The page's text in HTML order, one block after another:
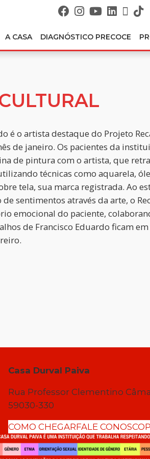
A CASA DIAGNÓSTICO PRECOCE
é o artista destaque do Projeto
de janeiro. Os pacientes da
de pintura com o artista, que
técnicas como aquarela,
tela, sua marca registrada. Ao
sentimentos através da arte, o
emocional do paciente,
de Francisco Eduardo ficam
Casa Durval Paiva
Rua Professor Clementino
59030-330
COMO CHEGARFALE CONOSCO